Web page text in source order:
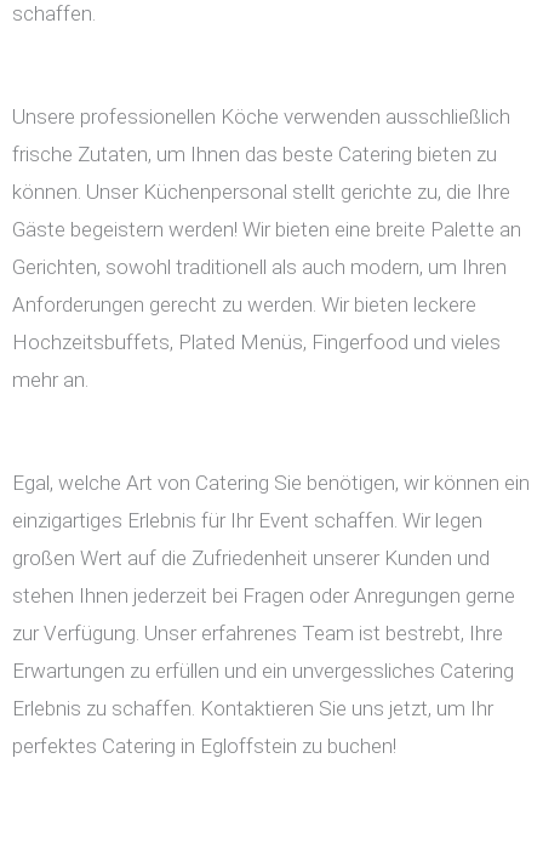
schaffen.
Unsere professionellen Köche verwenden ausschließlich
frische Zutaten, um Ihnen das beste Catering bieten zu
können. Unser Küchenpersonal stellt gerichte zu, die Ihre
Gäste begeistern werden! Wir bieten eine breite Palette an
Gerichten, sowohl traditionell als auch modern, um Ihren
Anforderungen gerecht zu werden. Wir bieten leckere
Hochzeitsbuffets, Plated Menüs, Fingerfood und vieles
mehr an.
Egal, welche Art von Catering Sie benötigen, wir können ein
einzigartiges Erlebnis für Ihr Event schaffen. Wir legen
großen Wert auf die Zufriedenheit unserer Kunden und
stehen Ihnen jederzeit bei Fragen oder Anregungen gerne
zur Verfügung. Unser erfahrenes Team ist bestrebt, Ihre
Erwartungen zu erfüllen und ein unvergessliches Catering
Erlebnis zu schaffen. Kontaktieren Sie uns jetzt, um Ihr
perfektes Catering in Egloffstein zu buchen!